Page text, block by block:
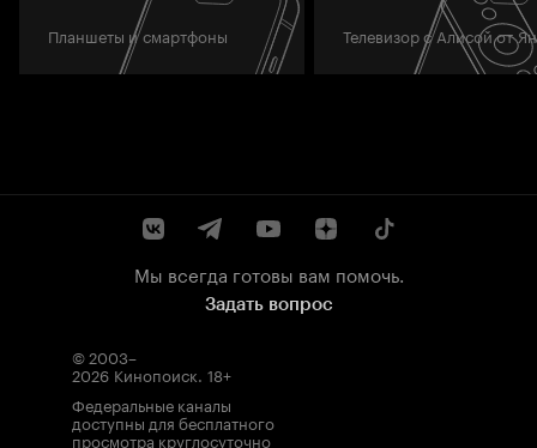
Планшеты и смартфоны Телевизор с Алисой от
Мы всегда готовы вам помочь.
Задать вопрос
© 2003–
2026 Кинопоиск. 18+
Федеральные каналы
доступны для бесплатного
просмотра круглосуточно